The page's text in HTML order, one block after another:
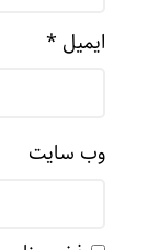
ایمیل *
وب‌ سایت